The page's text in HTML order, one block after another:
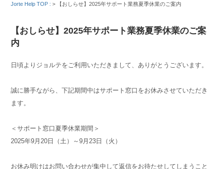
Jorte Help TOP :> 【おしらせ】2025年サポート業務夏季休業のご案内
【おしらせ】2025年サポート業務夏季休業のご案
内
日頃よりジョルテをご利用いただきまして、ありがとうございます。
誠に勝手ながら、下記期間中はサポート窓口をお休みさせていただき
ます。
＜サポート窓口夏季休業期間＞
2025年9月20日（土）～9月23日（火）
お休み明けはお問い合わせが集中して返信をお待たせしてしまうこと